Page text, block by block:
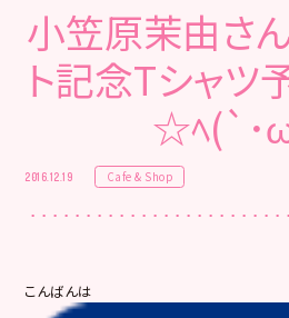
小笠原茉由さ
ト記念Tシャツ
☆ﾍ(`･
2016.12.19 Cafe & Shop
こんばんは